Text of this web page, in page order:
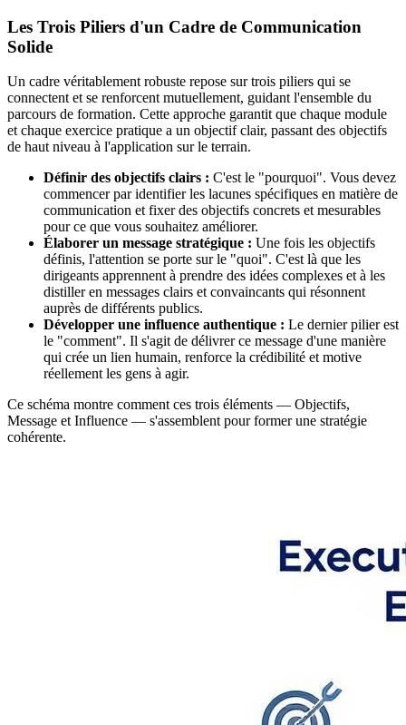
Les Trois Piliers d'un Cadre de Communication
Solide
Un cadre véritablement robuste repose sur trois piliers qui se
connectent et se renforcent mutuellement, guidant l'ensemble du
parcours de formation. Cette approche garantit que chaque module
et chaque exercice pratique a un objectif clair, passant des objectifs
de haut niveau à l'application sur le terrain.
Définir des objectifs clairs : C'est le "pourquoi". Vous devez
commencer par identifier les lacunes spécifiques en matière de
communication et fixer des objectifs concrets et mesurables
pour ce que vous souhaitez améliorer.
Élaborer un message stratégique : Une fois les objectifs
définis, l'attention se porte sur le "quoi". C'est là que les
dirigeants apprennent à prendre des idées complexes et à les
distiller en messages clairs et convaincants qui résonnent
auprès de différents publics.
Développer une influence authentique : Le dernier pilier est
le "comment". Il s'agit de délivrer ce message d'une manière
qui crée un lien humain, renforce la crédibilité et motive
réellement les gens à agir.
Ce schéma montre comment ces trois éléments — Objectifs,
Message et Influence — s'assemblent pour former une stratégie
cohérente.